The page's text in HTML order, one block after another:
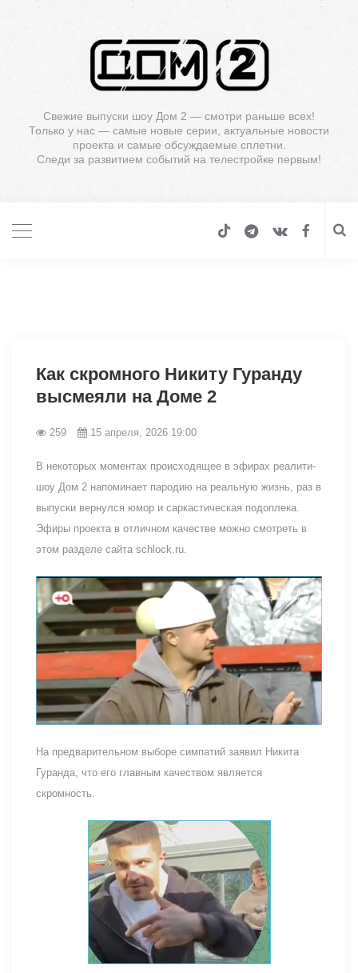
Свежие выпуски шоу Дом 2 — смотри раньше всех!
Только у нас — самые новые серии, актуальные новости
проекта и самые обсуждаемые сплетни.
Следи за развитием событий на телестройке первым!
Как скромного Никиту Гуранду
высмеяли на Доме 2
259 15 апреля, 2026 19:00
В некоторых моментах происходящее в эфирах реалити-
шоу Дом 2 напоминает пародию на реальную жизнь, раз в
выпуски вернулся юмор и саркастическая подоплека.
Эфиры проекта в отличном качестве можно смотреть в
этом разделе сайта schlock.ru.
На предварительном выборе симпатий заявил Никита
Гуранда, что его главным качеством является
скромность.